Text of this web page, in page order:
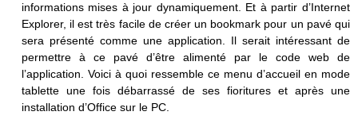
informations mises à jour dynamiquement. Et à partir d’Internet
Explorer, il est très facile de créer un bookmark pour un pavé qui
sera présenté comme une application. Il serait intéressant de
permettre à ce pavé d’être alimenté par le code web de
l’application. Voici à quoi ressemble ce menu d’accueil en mode
tablette une fois débarrassé de ses fioritures et après une
installation d’Office sur le PC.